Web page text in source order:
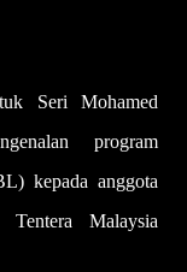
Seri Mohamed
program
kepada anggota
Tentera Malaysia